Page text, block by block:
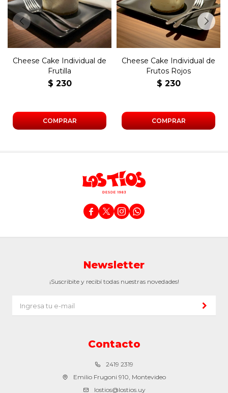
Cheese Cake Individual de
Frutilla
$ 230
Cheese Cake Individual de
Frutos Rojos
$ 230
   
Contacto
2419 2319
Emilio Frugoni 910, Montevideo
lostios@lostios.uy
Newsletter
¡Suscribite y recibí todas nuestras novedades!